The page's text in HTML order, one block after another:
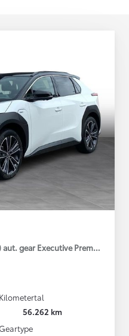
gear Executive Premium
Kilometertal
56.262 km
Geartype